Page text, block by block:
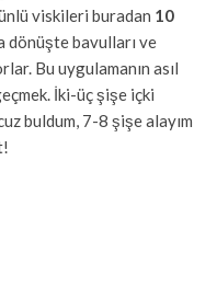
viskileri buradan 10
dönüşte bavulları ve
Bu uygulamanın asıl
İki-üç şişe içki
buldum, 7-8 şişe alayım